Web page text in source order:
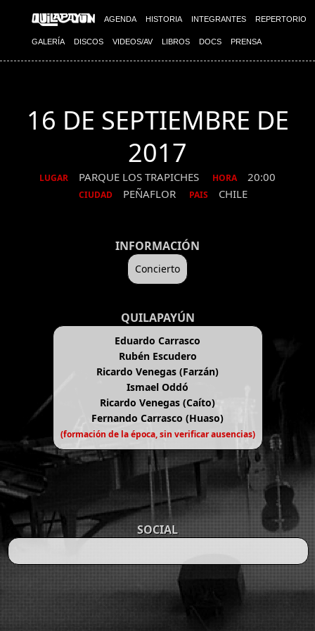
AGENDA HISTORIA INTEGRANTES REPERTORIO
GALERÍA DISCOS VIDEOS/AV LIBROS DOCS PRENSA
16 DE SEPTIEMBRE DE
2017
LUGAR PARQUE LOS TRAPICHES HORA 20:00
CIUDAD PEÑAFLOR PAIS CHILE
INFORMACIÓN
Concierto
QUILAPAYÚN
Eduardo Carrasco
Rubén Escudero
Ricardo Venegas (Farzán)
Ismael Oddó
Ricardo Venegas (Caíto)
Fernando Carrasco (Huaso)
(formación de la época, sin verificar ausencias)
SOCIAL